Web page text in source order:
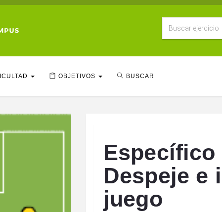
OBJETIVOS BUSCAR
Específico
Despeje e
juego